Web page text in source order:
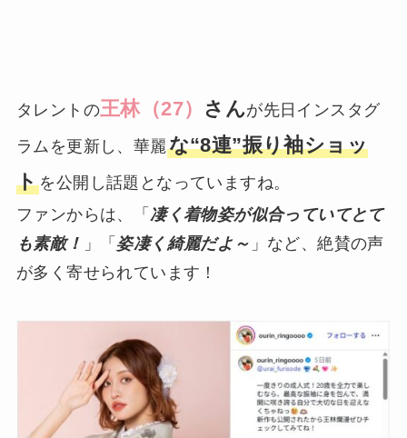
タレントの王林（27） さんが先日インスタグ
ラムを更新し、華麗な“8連”振り袖ショッ
トを公開し話題となっていますね。
ファンからは、「 凄く着物姿が似合っていてとて
も素敵！ 」「 姿凄く綺麗だよ～ 」など、絶賛の声
が多く寄せられています！